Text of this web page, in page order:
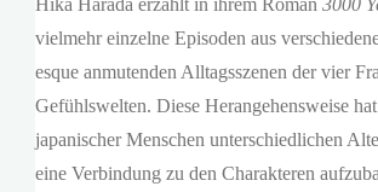
Hika Harada erzählt in ihrem Roman 3000
vielmehr einzelne Episoden aus
esque anmutenden Alltagsszenen der vier
Gefühlswelten. Diese Herangehensweise
japanischer Menschen unterschiedlichen
eine Verbindung zu den Charakteren